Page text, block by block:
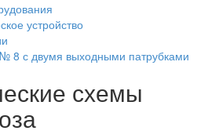
устройство
8 с двумя выходными патрубками
схемы